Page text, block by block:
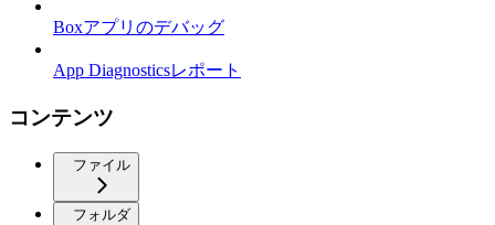
Boxアプリのデバッグ
App Diagnosticsレポート
コンテンツ
ファイル
フォルダ